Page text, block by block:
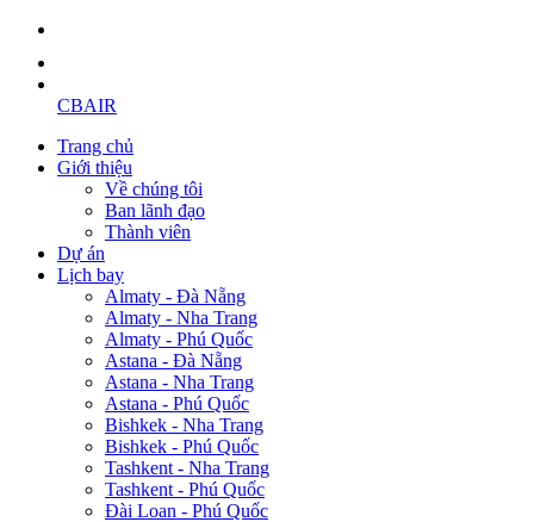
CBAIR
Trang chủ
Giới thiệu
Về chúng tôi
Ban lãnh đạo
Thành viên
Dự án
Lịch bay
Almaty - Đà Nẵng
Almaty - Nha Trang
Almaty - Phú Quốc
Astana - Đà Nẵng
Astana - Nha Trang
Astana - Phú Quốc
Bishkek - Nha Trang
Bishkek - Phú Quốc
Tashkent - Nha Trang
Tashkent - Phú Quốc
Đài Loan - Phú Quốc